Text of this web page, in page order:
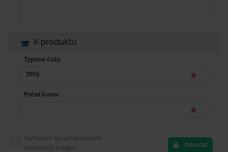
K produktu
Typové číslo
Počet kusov
Súhlasím so spracovaním
osobných údajov.
Odoslať